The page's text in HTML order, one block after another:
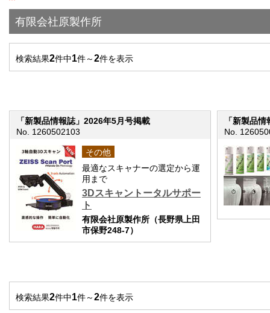
有限会社原製作所
検索結果2件中1件～2件を表示
「新製品情報誌」2026年5月号掲載
No. 1260502103
その他
最適なスキャナーの選定から運
用まで
3Dスキャントータルサポー
ト
有限会社原製作所（長野県上田
市保野248-7）
「新製品
No.
検索結果2件中1件～2件を表示